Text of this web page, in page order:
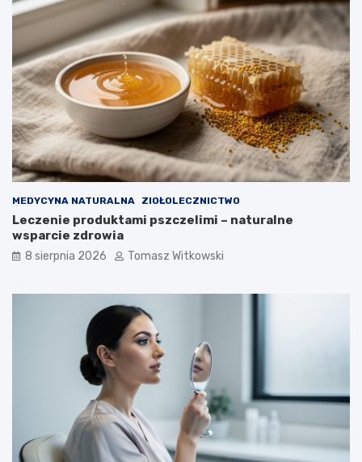
i
k
d
ł
u
g
o
m
o
ż
n
a
j
s
o
u
k
r
z
y
c
y
MEDYCYNA NATURALNA ZIOŁOLECZNICTWO
Leczenie produktami pszczelimi – naturalne
wsparcie zdrowia
8 sierpnia 2026 Tomasz Witkowski